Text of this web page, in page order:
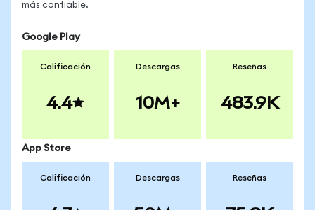
más confiable.
Google Play
Calificación
4.4
Descargas
10M+
Reseñas
483.9K
App Store
Calificación Descargas Reseñas